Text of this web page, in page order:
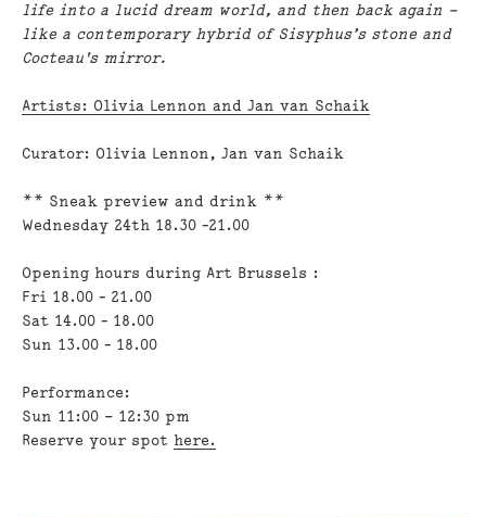
life into a lucid dream world, and then back again –
like a contemporary hybrid of Sisyphus’s stone and
Cocteau's mirror.
Artists: Olivia Lennon and Jan van Schaik
Curator: Olivia Lennon, Jan van Schaik
** Sneak preview and drink **
Wednesday 24th 18.30 -21.00
Opening hours during Art Brussels :
Fri 18.00 - 21.00
Sat 14.00 - 18.00
Sun 13.00 - 18.00
Performance:
Sun 11:00 – 12:30 pm
Reserve your spot here.